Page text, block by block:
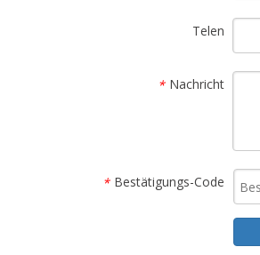
Telen
* Nachricht
* Bestätigungs-Code